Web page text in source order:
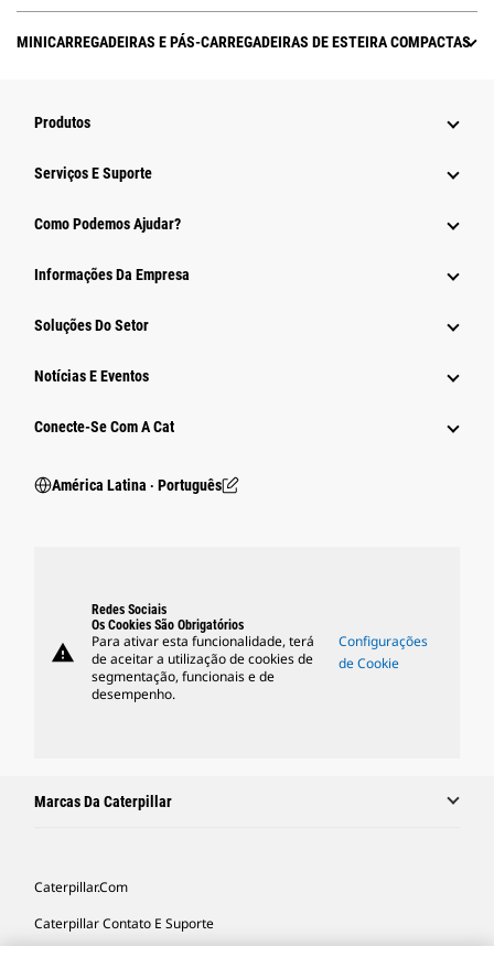
MINICARREGADEIRAS E PÁS-CARREGADEIRAS DE ESTEIRA COMPACTAS
Produtos
Serviços E Suporte
Como Podemos Ajudar?
Informações Da Empresa
Soluções Do Setor
Notícias E Eventos
Conecte-Se Com A Cat
América Latina ‧ Português
warning
Redes Sociais
Os Cookies São Obrigatórios
Para ativar esta funcionalidade, terá
de aceitar a utilização de cookies de
segmentação, funcionais e de
desempenho.
Configurações
de Cookie
Marcas Da Caterpillar
Caterpillar.com
Caterpillar Contato E Suporte